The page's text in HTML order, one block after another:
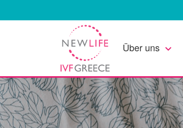
Über uns keyboard_arrow_down